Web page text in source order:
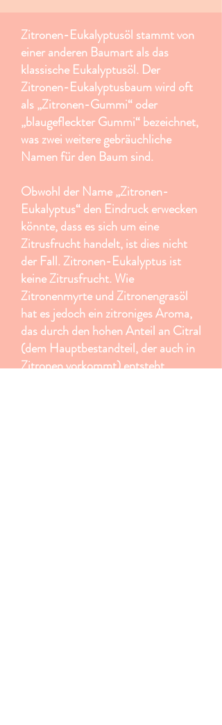
Zitronen-Eukalyptusöl stammt von
einer anderen Baumart als das
klassische Eukalyptusöl. Der
Zitronen-Eukalyptusbaum wird oft
als „Zitronen-Gummi“ oder
„blaugefleckter Gummi“ bezeichnet,
was zwei weitere gebräuchliche
Namen für den Baum sind.
Obwohl der Name „Zitronen-
Eukalyptus“ den Eindruck erwecken
könnte, dass es sich um eine
Zitrusfrucht handelt, ist dies nicht
der Fall. Zitronen-Eukalyptus ist
keine Zitrusfrucht. Wie
Zitronenmyrte und Zitronengrasöl
hat es jedoch ein zitroniges Aroma,
das durch den hohen Anteil an Citral
(dem Hauptbestandteil, der auch in
Zitronen vorkommt) entsteht.